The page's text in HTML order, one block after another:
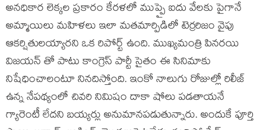
అనధికార లెక్కల ప్రకారం కేరళలో ముప్పై ఐదు వేలకు పైగానే
అమ్మాయిలు మహిళలు ఇలా మతమార్పిడిలో టెర్రరిజం వైపు
ఆకర్షితులయ్యారని ఒక రిపోర్ట్ ఉంది. ముఖ్యమంత్రి పినరయి
విజయన్ తో పాటు కాంగ్రెస్ పార్టీ సైతం ఈ సినిమాకు
నిషేధించాలంటూ నినదిస్తోంది. ఇంకో నాలుగు రోజుల్లో రిలీజ్
ఉన్న నేపథ్యంలో చివరి నిమిషం దాకా షోలు పడతాయనే
గ్యారెంటీ లేదని బయ్యర్లు అనుమానపడుతున్నారు. అందుకే పూర్తి